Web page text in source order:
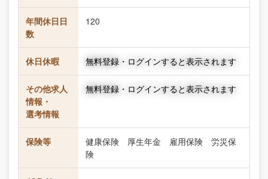
年間休日日
数
120
休日休暇 無料登録・ログインすると表示されます
その他求人
情報・
選考情報
無料登録・ログインすると表示されます
保険等
健康保険 厚生年金 雇用保険 労災保
険